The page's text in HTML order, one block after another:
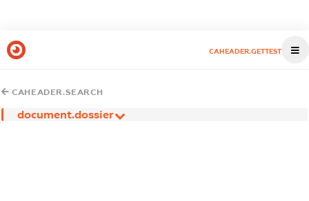
CAHEADER.GETTEST
CAHEADER.SEARCH
document.dossier